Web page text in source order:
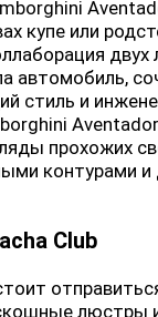
купе или
двух
автомобиль,
стиль и
прохожих
контурами и
Club
люстры